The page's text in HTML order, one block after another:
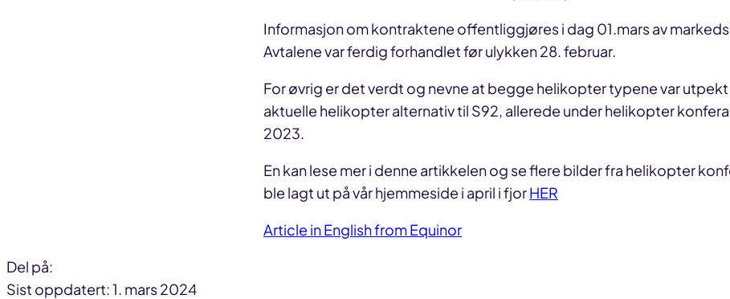
Informasjon om kontraktene offentliggjøres i dag 01.mars av
Avtalene var ferdig forhandlet før ulykken 28. februar.
For øvrig er det verdt og nevne at begge helikopter typene var
aktuelle helikopter alternativ til S92, allerede under helikopter
2023.
En kan lese mer i denne artikkelen og se flere bilder fra helikopter
ble lagt ut på vår hjemmeside i april i fjorHER
Article in English from Equinor
Del på:
Del
Del
Del
Sist oppdatert: 1. mars 2024